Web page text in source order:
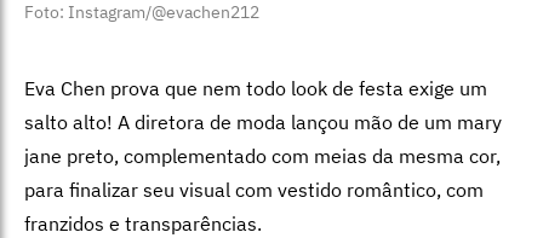
Foto: Instagram/@evachen212
Eva Chen prova que nem todo look de festa exige um
salto alto! A diretora de moda lançou mão de um mary
jane preto, complementado com meias da mesma cor,
para finalizar seu visual com vestido romântico, com
franzidos e transparências.